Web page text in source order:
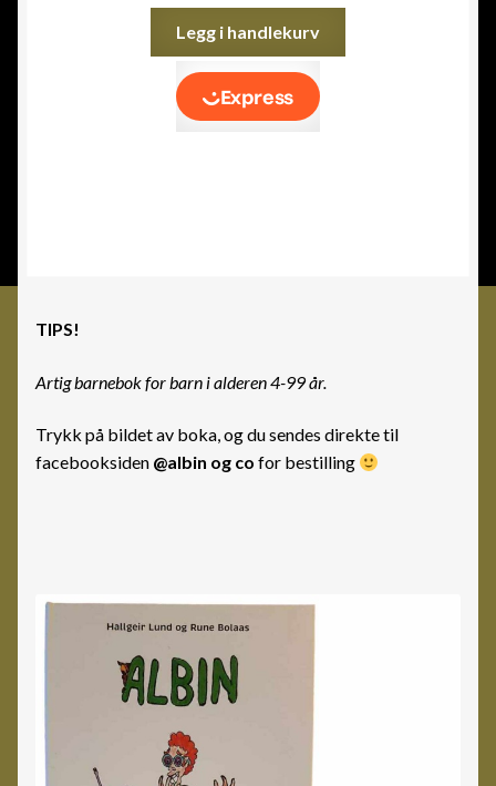
Legg i handlekurv
TIPS!
Artig barnebok for barn i alderen 4-99 år.
Trykk på bildet av boka, og du sendes direkte til
facebooksiden @albin og co for bestilling